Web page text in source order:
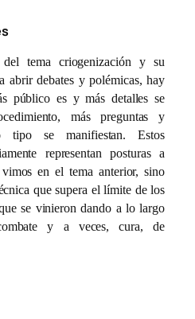
tema criogenización y su
abrir debates y polémicas, hay
público es y más detalles se
más preguntas y
tipo se manifiestan. Estos
representan posturas a
en el tema anterior, sino
que supera el límite de los
se vinieron dando a lo largo
y a veces, cura, de